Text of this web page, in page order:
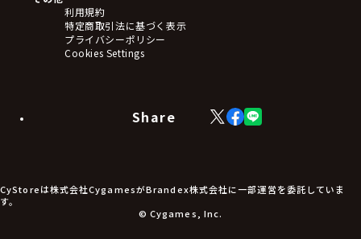
利用規約
特定商取引法に基づく表示
プライバシーポリシー
Cookies Settings
Share
X
(Twitter)
Facebook
LINE
CyStoreは株式会社CygamesがBrandex株式会社に一部運営を委託していま
す。
© Cygames, Inc.